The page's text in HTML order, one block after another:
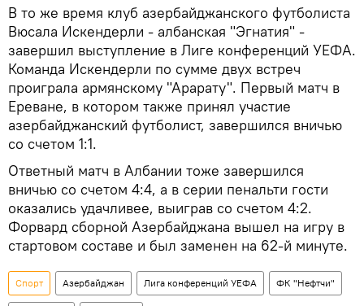
В то же время клуб азербайджанского футболиста
Вюсала Искендерли - албанская "Эгнатия" -
завершил выступление в Лиге конференций УЕФА.
Команда Искендерли по сумме двух встреч
проиграла армянскому "Арарату". Первый матч в
Ереване, в котором также принял участие
азербайджанский футболист, завершился вничью
со счетом 1:1.
Ответный матч в Албании тоже завершился
вничью со счетом 4:4, а в серии пенальти гости
оказались удачливее, выиграв со счетом 4:2.
Форвард сборной Азербайджана вышел на игру в
стартовом составе и был заменен на 62-й минуте.
Спорт Азербайджан Лига конференций УЕФА ФК "Нефтчи"